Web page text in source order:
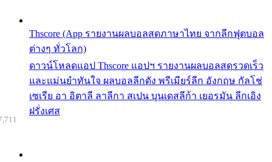
Thscore (App รายงานผลบอลสดภาษาไทย จากลีกฟุตบอล
ต่างๆ ทั่วโลก)
ดาวน์โหลดแอป Thscore แอปฯ รายงานผลบอลสดรวดเร็ว
และแม่นยำทันใจ ผลบอลลีกดัง พรีเมียร์ลีก อังกฤษ กัลโช่
เซเรีย อา อิตาลี ลาลีกา สเปน บุนเดสลีก้า เยอรมัน ลีกเอิง
ฝรั่งเศส